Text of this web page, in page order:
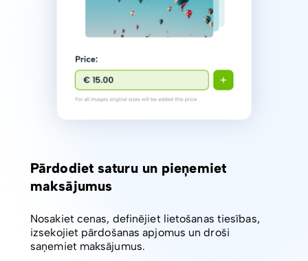
Pārdodiet saturu un pieņemiet
maksājumus
Nosakiet cenas, definējiet lietošanas tiesības,
izsekojiet pārdošanas apjomus un droši
saņemiet maksājumus.